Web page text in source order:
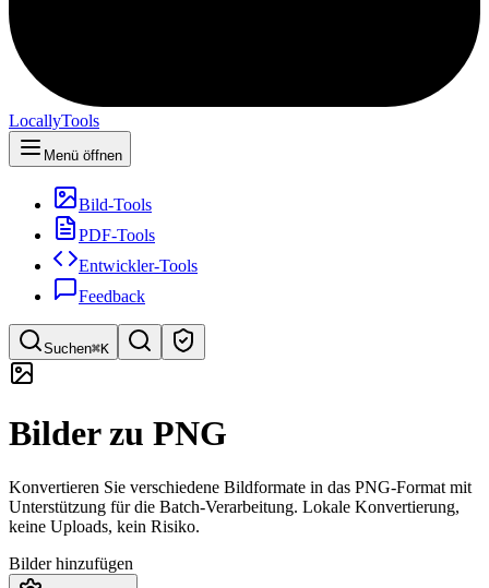
LocallyTools
Menü öffnen
Bild-Tools
PDF-Tools
Entwickler-Tools
Feedback
Suchen⌘K
Schnellsuche für Tools
Bilder zu PNG
Konvertieren Sie verschiedene Bildformate in das PNG-Format mit
Unterstützung für die Batch-Verarbeitung. Lokale Konvertierung,
keine Uploads, kein Risiko.
Bilder hinzufügen